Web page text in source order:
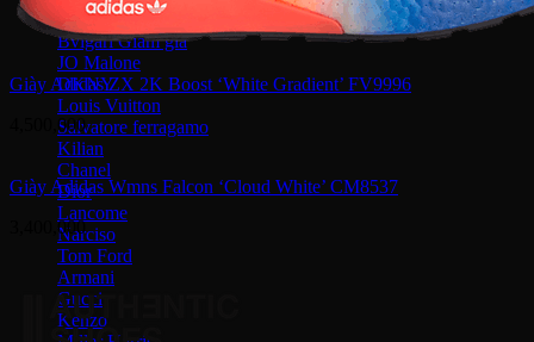
Prada
Bvlgari
JO Malone
DKNY
Louis Vuitton
Salvatore ferragamo
Kilian
Chanel
Dior
Lancome
Narciso
Tom Ford
Armani
Gucci
Kenzo
Giày Adidas ZX 2K Boost ‘White Gradient’ FV9996
4,500,000
Giày Adidas Wmns Falcon ‘Cloud White’ CM8537
3,400,000